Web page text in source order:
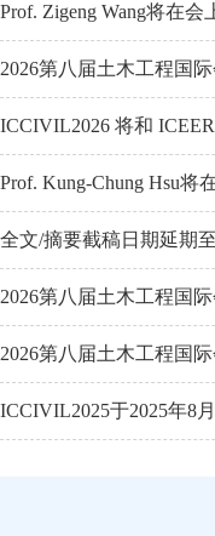
Prof. Zigeng Wang将在会
2026第八届土木工程国
ICCIVIL2026 将和
Prof. Kung-Chung Hsu将
全文/摘要截稿日期延期
2026第八届土木工程国
2026第八届土木工程国
ICCIVIL2025于2025年8